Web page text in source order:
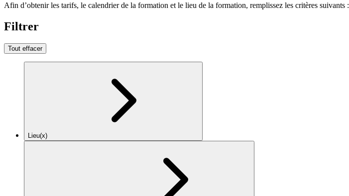
Afin d’obtenir les tarifs, le calendrier de la formation et le lieu de la formation, remplissez les critères suivants :
Filtrer
Tout effacer
Lieu(x)